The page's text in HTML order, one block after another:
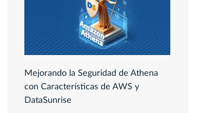
Mejorando la Seguridad de Athena
con Características de AWS y
DataSunrise